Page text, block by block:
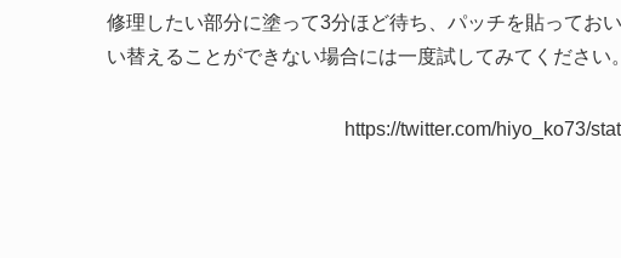
修理したい部分に塗って3分ほど待ち、パッチを貼ってお
い替えることができない場合には一度試してみてください。
https://twitter.com/hiyo_ko73/